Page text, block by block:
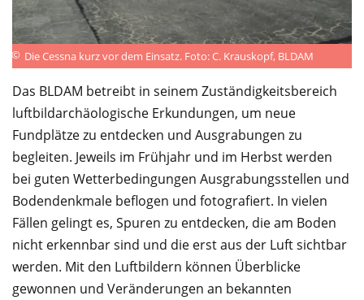
© Die Cessna kurz vor dem Einsatz. Foto: C. Krauskopf, BLDAM
Das BLDAM betreibt in seinem Zuständigkeitsbereich
luftbildarchäologische Erkundungen, um neue
Fundplätze zu entdecken und Ausgrabungen zu
begleiten. Jeweils im Frühjahr und im Herbst werden
bei guten Wetterbedingungen Ausgrabungsstellen und
Bodendenkmale beflogen und fotografiert. In vielen
Fällen gelingt es, Spuren zu entdecken, die am Boden
nicht erkennbar sind und die erst aus der Luft sichtbar
werden. Mit den Luftbildern können Überblicke
gewonnen und Veränderungen an bekannten